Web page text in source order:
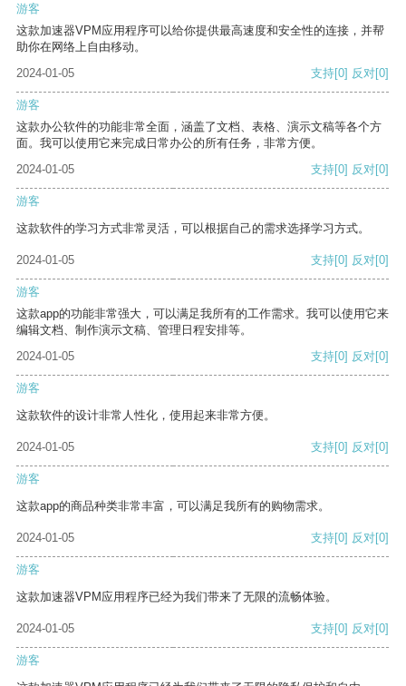
游客
这款加速器VPM应用程序可以给你提供最高速度和安全性的连接，并帮
助你在网络上自由移动。
2024-01-05
支持[0] 反对[0]
游客
这款办公软件的功能非常全面，涵盖了文档、表格、演示文稿等各个方
面。我可以使用它来完成日常办公的所有任务，非常方便。
2024-01-05
支持[0] 反对[0]
游客
这款软件的学习方式非常灵活，可以根据自己的需求选择学习方式。
2024-01-05 支持[0] 反对[0]
游客
这款app的功能非常强大，可以满足我所有的工作需求。我可以使用它来
编辑文档、制作演示文稿、管理日程安排等。
2024-01-05
支持[0] 反对[0]
游客
这款软件的设计非常人性化，使用起来非常方便。
2024-01-05 支持[0] 反对[0]
游客
这款app的商品种类非常丰富，可以满足我所有的购物需求。
2024-01-05 支持[0] 反对[0]
游客
这款加速器VPM应用程序已经为我们带来了无限的流畅体验。
2024-01-05 支持[0] 反对[0]
游客